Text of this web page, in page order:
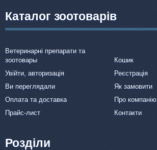
Каталог зоотоварів
Ветеринарні препарати та
зоотовары
Кошик
Увійти, авторизація
Реєстрація
Ви переглядали
Як замовити
Оплата та доставка
Про компанію
Прайс-лист
Контакти
Розділи